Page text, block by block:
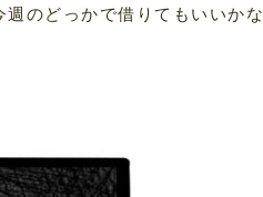
のどっかで借りてもいいかな